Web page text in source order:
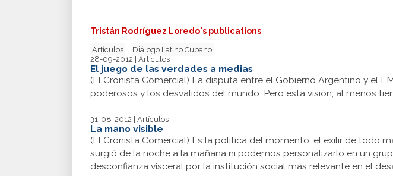
Tristán Rodríguez Loredo's publications
Artículos
Diálogo Latino Cubano
28-09-2012 | Artículos
El juego de las verdades a medias
(El Cronista Comercial) La disputa entre el Gobierno Argentino y el
poderosos y los desvalidos del mundo. Pero esta visión, al menos
31-08-2012 | Artículos
La mano visible
(El Cronista Comercial) Es la política del momento, el exilir de todo
surgió de la noche a la mañana ni podemos personalizarlo en un
desconfianza visceral por la institución social más relevante en el